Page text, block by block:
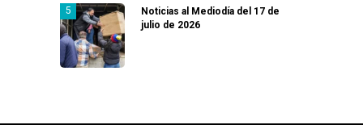
Noticias al Mediodía del 17 de
julio de 2026